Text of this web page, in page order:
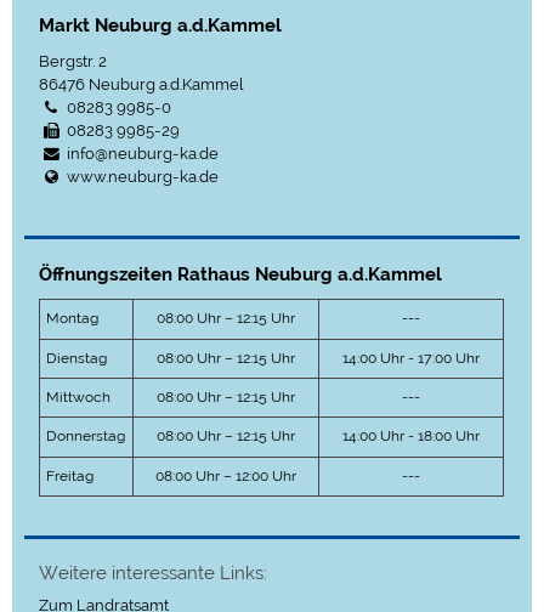
Markt Neuburg a.d.Kammel
Bergstr. 2
86476 Neuburg a.d.Kammel
08283 9985-0
08283 9985-29
info@neuburg-ka.de
www.neuburg-ka.de
Öffnungszeiten Rathaus Neuburg a.d.Kammel
Montag 08:00 Uhr – 12:15 Uhr ---
Dienstag 08:00 Uhr – 12:15 Uhr 14:00 Uhr - 17:00 Uhr
Mittwoch 08:00 Uhr – 12:15 Uhr ---
Donnerstag 08:00 Uhr – 12:15 Uhr 14:00 Uhr - 18:00 Uhr
Freitag 08:00 Uhr – 12:00 Uhr ---
Weitere interessante Links:
Zum Landratsamt